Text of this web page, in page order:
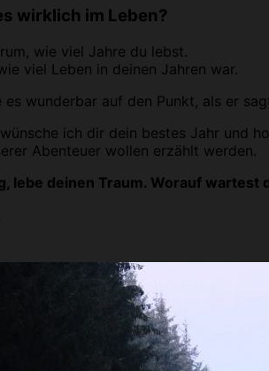
wirklich im Leben?
wie viel Jahre du lebst.
viel Leben in deinen Jahren war.
es wunderbar auf den Punkt, als er
ich dir dein bestes Jahr und
Abenteuer wollen erzählt werden.
lebe deinen Traum. Worauf wartest